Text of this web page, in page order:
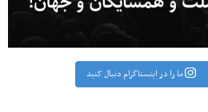
ما را در اینستاگرام دنبال کنید